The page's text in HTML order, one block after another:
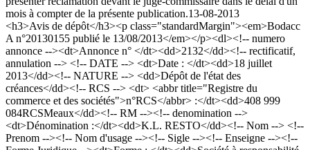
mois à compter de la présente publication.13-08-2013
<h3>Avis de dépôt</h3><p class="standardMargin"><em>Bodacc
A n°20130155 publié le 13/08/2013</em></p><dl><!-- numero
annonce --><dt>Annonce n° </dt><dd>2132</dd><!-- rectificatif,
annulation --> <!-- DATE --> <dt>Date : </dt><dd>18 juillet
2013</dd><!-- NATURE --> <dd>Dépôt de l'état des
créances</dd><!-- RCS --> <dt> <abbr title="Registre du
commerce et des sociétés">n°RCS</abbr> :</dt><dd>408 999
084RCSMeaux</dd><!-- RM --><!-- denomination -->
<dt>Dénomination :</dt><dd>K.L. RESTO</dd><!-- Nom --> <!--
Prenom --><!-- Nom d'usage --><!-- Sigle --><!-- Enseigne --><!--